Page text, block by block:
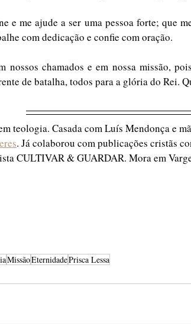
e me ajude a ser uma pessoa forte; que
com dedicação e confie com oração.
nossos chamados e em nossa missão,
de batalha, todos para a glória do Rei.
teologia. Casada com Luís Mendonça e
. Já colaborou com publicações cristãs
CULTIVAR & GUARDAR. Mora em
MissãoEternidadePrisca Lessa